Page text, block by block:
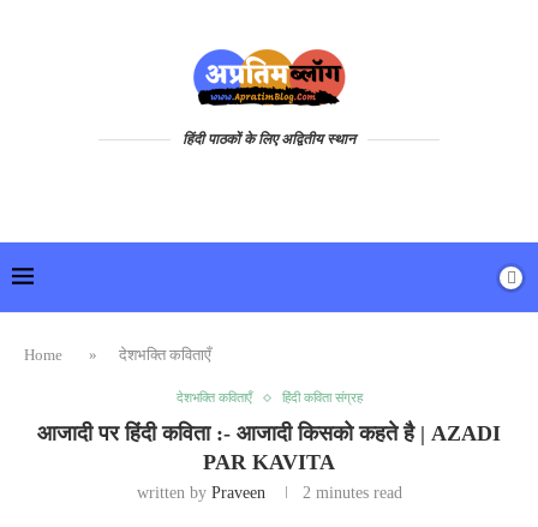
हिंदी पाठकों के लिए अद्वितीय स्थान
Home » देशभक्ति कविताएँ
देशभक्ति कविताएँ हिंदी कविता संग्रह
आजादी पर हिंदी कविता :- आजादी किसको कहते है | AZADI
PAR KAVITA
written by Praveen 2 minutes read